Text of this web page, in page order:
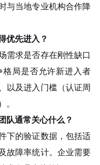
与当地专业机构合作降
优先进入？
求是否存在刚性缺口
格局是否允许新进入者
以及进入门槛（认证周
。
队通常关心什么？
的验证数据，包括适
故障率统计。企业需要